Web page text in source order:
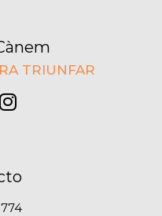
TRIUNFAR